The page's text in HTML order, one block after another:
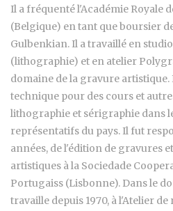
Il a fréquenté l'Académie Royale
(Belgique) en tant que boursier
Gulbenkian. Il a travaillé en
(lithographie) et en atelier
domaine de la gravure artistique.
technique pour des cours et
lithographie et sérigraphie dans
représentatifs du pays. Il fut
années, de l'édition de gravures
artistiques à la Sociedade
Portugaiss (Lisbonne). Dans le
travaille depuis 1970, à l'Atelier